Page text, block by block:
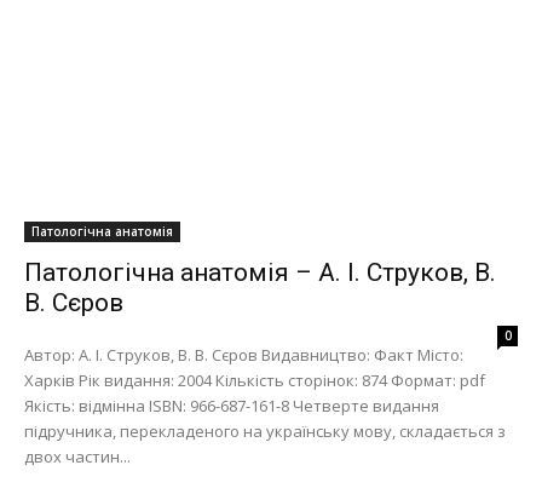
Патологічна анатомія
Патологічна анатомія – А. І. Струков, В.
В. Сєров
0
Автор: А. І. Струков, В. В. Сєров Видавництво: Факт Місто:
Харків Рік видання: 2004 Кількість сторінок: 874 Формат: pdf
Якість: відмінна ISBN: 966-687-161-8 Четверте видання
підручника, перекладеного на українську мову, складається з
двох частин...